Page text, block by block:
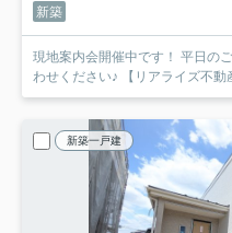
新築
現地案内会開催中です！ 平日のご見学も可能
わせください♪ 【リアラ
新築一戸建